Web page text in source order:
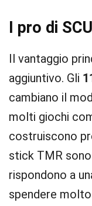
I pro di
Il vantaggio
aggiuntivo. Gli
cambiano il
molti giochi
costruiscono
stick TMR
rispondono a
spendere